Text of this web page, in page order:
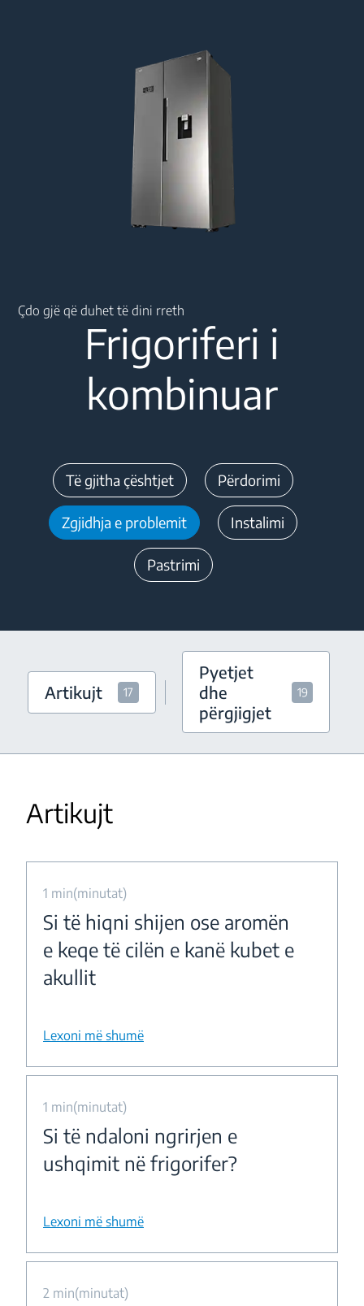
Çdo gjë që duhet të dini rreth
Frigoriferi i
kombinuar
Të gjitha çështjet Përdorimi
Zgjidhja e problemit Instalimi
Pastrimi
Artikujt 17
Pyetjet
dhe
përgjigjet
19
Artikujt
1 min(minutat)
Si të hiqni shijen ose aromën
e keqe të cilën e kanë kubet e
akullit
Lexoni më shumë
1 min(minutat)
Si të ndaloni ngrirjen e
ushqimit në frigorifer?
Lexoni më shumë
2 min(minutat)